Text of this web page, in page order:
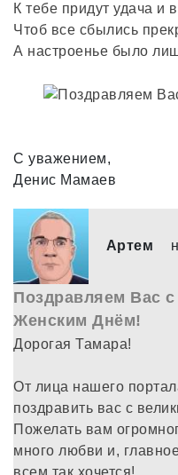
К тебе придут удача и
Чтоб все сбылись
А настроенье было
С уважением,
Денис Мамаев
Артем
Поздравляем Вас
Женским Днём!
Дорогая Тамара!
От лица нашего
поздравить вас с
Пожелать вам
много любви и,
всем так хочется!